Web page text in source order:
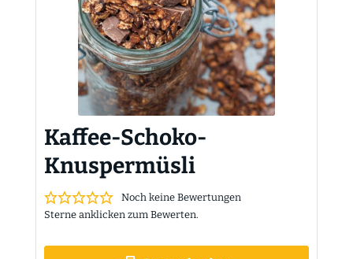
Kaffee-Schoko-
Knuspermüsli
Noch keine Bewertungen
Sterne anklicken zum Bewerten.